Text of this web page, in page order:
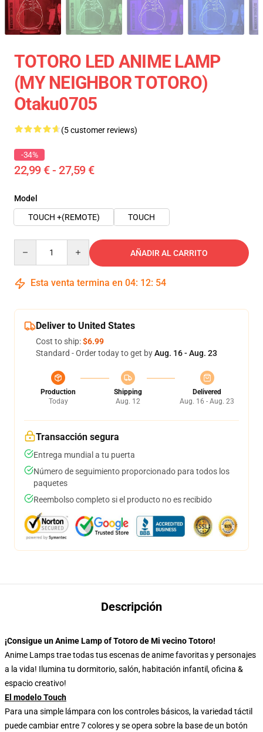
TOTORO LED ANIME LAMP
(MY NEIGHBOR TOTORO)
Otaku0705
(5 customer reviews)
-34%
22,99 € - 27,59 €
Model
TOUCH +(REMOTE)
TOUCH
AÑADIR AL CARRITO
Esta venta termina en 04: 12: 54
Deliver to United States
Cost to ship:$6.99
Standard - Order today to get byAug. 16 - Aug. 23
Production
Today
Shipping
Aug. 12
Delivered
Aug. 16 - Aug. 23
Transacción segura
Entrega mundial a tu puerta
Número de seguimiento proporcionado para todos los
paquetes
Reembolso completo si el producto no es recibido
Descripción
¡Consigue un Anime Lamp of Totoro de Mi vecino Totoro!
Anime Lamps trae todas tus escenas de anime favoritas y personajes
a la vida! Ilumina tu dormitorio, salón, habitación infantil, oficina &
espacio creativo!
El modelo Touch
Para una simple lámpara con los controles básicos, la variedad táctil
puede cambiar entre 7 colores y se opera sobre la base de un botón